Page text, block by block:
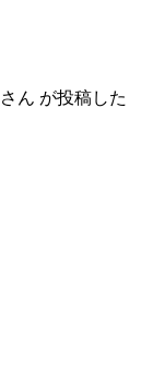
さん が投稿した